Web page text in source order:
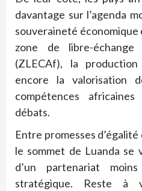
davantage sur l’agenda
souveraineté économique
zone de libre-échange
(ZLECAf), la
encore la valorisation
compétences
débats.
Entre promesses
le sommet de Luanda
d’un partenariat
stratégique. Reste